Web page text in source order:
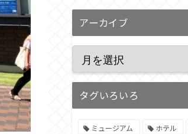
アーカイブ
タグいろいろ
ミュージアム ホテル